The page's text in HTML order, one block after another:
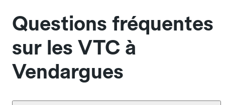
Questions fréquentes
sur les VTC à
Vendargues